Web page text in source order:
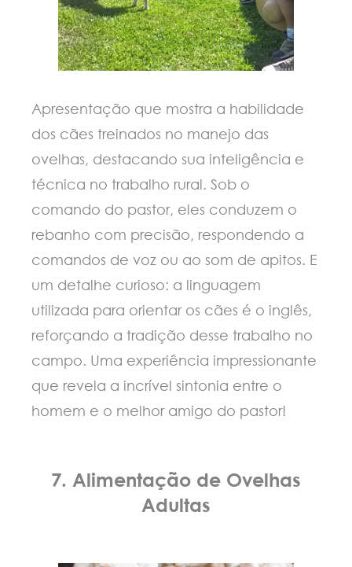
Apresentação que mostra a habilidade
dos cães treinados no manejo das
ovelhas, destacando sua inteligência e
técnica no trabalho rural. Sob o
comando do pastor, eles conduzem o
rebanho com precisão, respondendo a
comandos de voz ou ao som de apitos. E
um detalhe curioso: a linguagem
utilizada para orientar os cães é o inglês,
reforçando a tradição desse trabalho no
campo. Uma experiência impressionante
que revela a incrível sintonia entre o
homem e o melhor amigo do pastor!
7. Alimentação de Ovelhas
Adultas